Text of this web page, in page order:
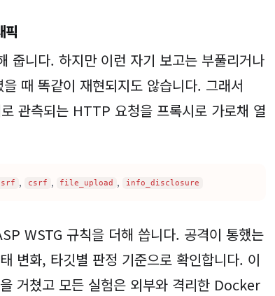
픽
줍니다. 하지만 이런 자기 보고는 부풀리거나
때 똑같이 재현되지도 않습니다. 그래서
관측되는 HTTP 요청을 프록시로 가로채 열
, csrf , file_upload , info_disclosure
WSTG 규칙을 더해 씁니다. 공격이 통했는
변화, 타깃별 판정 기준으로 확인합니다. 이
거쳤고 모든 실험은 외부와 격리한 Docker